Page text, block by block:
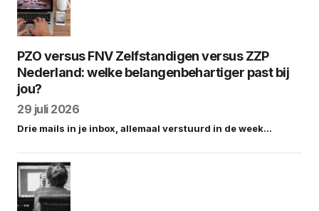
PZO versus FNV Zelfstandigen versus ZZP
Nederland: welke belangenbehartiger past bij
jou?
29 juli 2026
Drie mails in je inbox, allemaal verstuurd in de week…